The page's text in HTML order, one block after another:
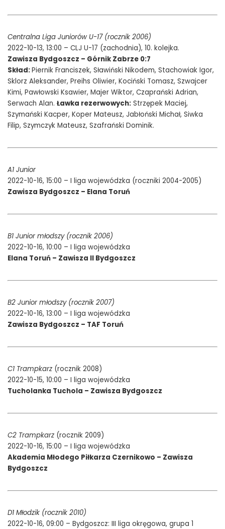
Centralna Liga Juniorów U-17 (rocznik 2006)
2022-10-13, 13:00 – CLJ U-17 (zachodnia), 10. kolejka.
Zawisza Bydgoszcz – Górnik Zabrze 0:7
Skład:Piernik Franciszek, Sławiński Nikodem, Stachowiak Igor,
Sklorz Aleksander, Preihs Oliwier, Kociński Tomasz, Szwajcer
Kimi, Pawłowski Ksawier, Majer Wiktor, Czaprański Adrian,
Serwach Alan. Ławka rezerwowych: Strzępek Maciej,
Szymański Kacper, Koper Mateusz, Jabłoński Michał, Siwka
Filip, Szymczyk Mateusz, Szafrański Dominik.
A1 Junior
2022-10-16, 15:00 – I liga wojewódzka (roczniki 2004-2005)
Zawisza Bydgoszcz – Elana Toruń
B1 Junior młodszy (rocznik 2006)
2022-10-16, 10:00 – I liga wojewódzka
Elana Toruń – Zawisza II Bydgoszcz
B2 Junior młodszy (rocznik 2007)
2022-10-16, 13:00 – I liga wojewódzka
Zawisza Bydgoszcz – TAF Toruń
C1 Trampkarz (rocznik 2008)
2022-10-15, 10:00 – I liga wojewódzka
Tucholanka Tuchola – Zawisza Bydgoszcz
C2 Trampkarz (rocznik 2009)
2022-10-16, 15:00 – I liga wojewódzka
Akademia Młodego Piłkarza Czernikowo – Zawisza
Bydgoszcz
D1 Młodzik (rocznik 2010)
2022-10-16, 09:00 – Bydgoszcz: III liga okręgowa, grupa 1